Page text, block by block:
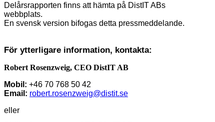
Delårsrapporten finns att hämta på DistIT ABs
webbplats.
En svensk version bifogas detta pressmeddelande.
För ytterligare information, kontakta:
Robert Rosenzweig, CEO DistIT AB
Mobil: +46 70 768 50 42
Email: robert.rosenzweig@distit.se
eller